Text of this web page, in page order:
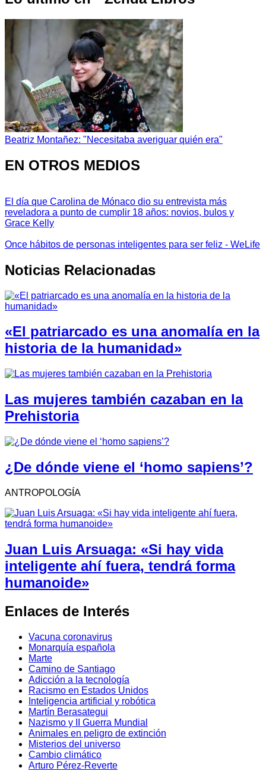
Beatriz Montañez: "Necesitaba averiguar quién era"
EN OTROS MEDIOS
El día que Carolina de Mónaco dio su entrevista más
reveladora a punto de cumplir 18 años: novios, bulos y
Grace Kelly
Once hábitos de personas inteligentes para ser feliz - WeLife
Noticias Relacionadas
«El patriarcado es una anomalía en la
historia de la humanidad»
Las mujeres también cazaban en la
Prehistoria
¿De dónde viene el ‘homo sapiens’?
ANTROPOLOGÍA
Juan Luis Arsuaga: «Si hay vida
inteligente ahí fuera, tendrá forma
humanoide»
Enlaces de Interés
Vacuna coronavirus
Monarquía española
Marte
Camino de Santiago
Adicción a la tecnología
Racismo en Estados Unidos
Inteligencia artificial y robótica
Martín Berasategui
Nazismo y II Guerra Mundial
Animales en peligro de extinción
Misterios del universo
Cambio climático
Arturo Pérez-Reverte